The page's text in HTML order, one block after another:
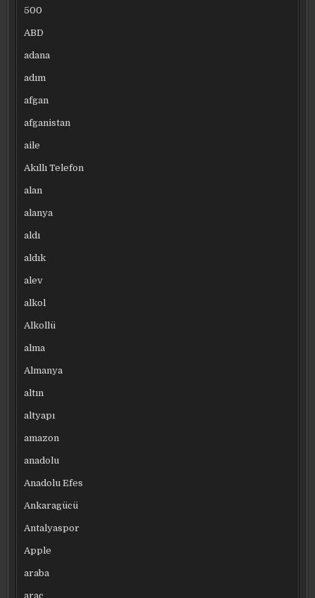
500
ABD
adana
adım
afgan
afganistan
aile
Akıllı Telefon
alan
alanya
aldı
aldık
alev
alkol
Alkollü
alma
Almanya
altın
altyapı
amazon
anadolu
Anadolu Efes
Ankaragücü
Antalyaspor
Apple
araba
araç